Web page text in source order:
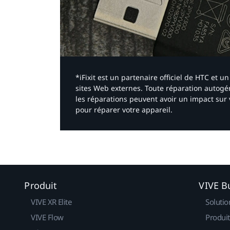
*iFixit est un partenaire officiel de HTC et
sites Web externes. Toute réparation
les réparations peuvent avoir un impact
pour réparer votre appareil.​
Produit
VIVE XR Elite
VIVE Flow
VIVE